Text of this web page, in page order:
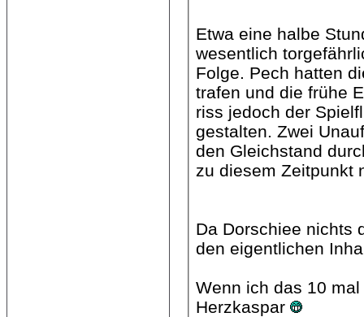
Etwa eine halbe
wesentlich
Folge. Pech hatten
trafen und die frühe
riss jedoch der
gestalten. Zwei
den Gleichstand
zu diesem Zeitpunkt
Da Dorschiee nichts
Wenn ich das 10
Herzkaspar